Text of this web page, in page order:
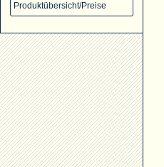
Produktübersicht/Preise